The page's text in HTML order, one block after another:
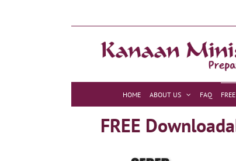
HOME ABOUT US FAQ
FREE